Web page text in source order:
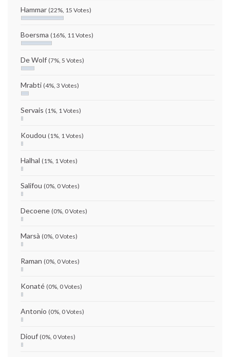
Hammar (22%, 15 Votes)
Boersma (16%, 11 Votes)
De Wolf (7%, 5 Votes)
Mrabti (4%, 3 Votes)
Servais (1%, 1 Votes)
Koudou (1%, 1 Votes)
Halhal (1%, 1 Votes)
Salifou (0%, 0 Votes)
Decoene (0%, 0 Votes)
Marsà (0%, 0 Votes)
Raman (0%, 0 Votes)
Konaté (0%, 0 Votes)
Antonio (0%, 0 Votes)
Diouf (0%, 0 Votes)